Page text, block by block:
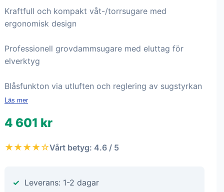
Kraftfull och kompakt våt-/torrsugare med
ergonomisk design
Professionell grovdammsugare med eluttag för
elverktyg
Blåsfunkton via utluften och reglering av sugstyrkan
Läs mer
4 601 kr
★★★★☆Vårt betyg: 4.6 / 5
Leverans: 1-2 dagar